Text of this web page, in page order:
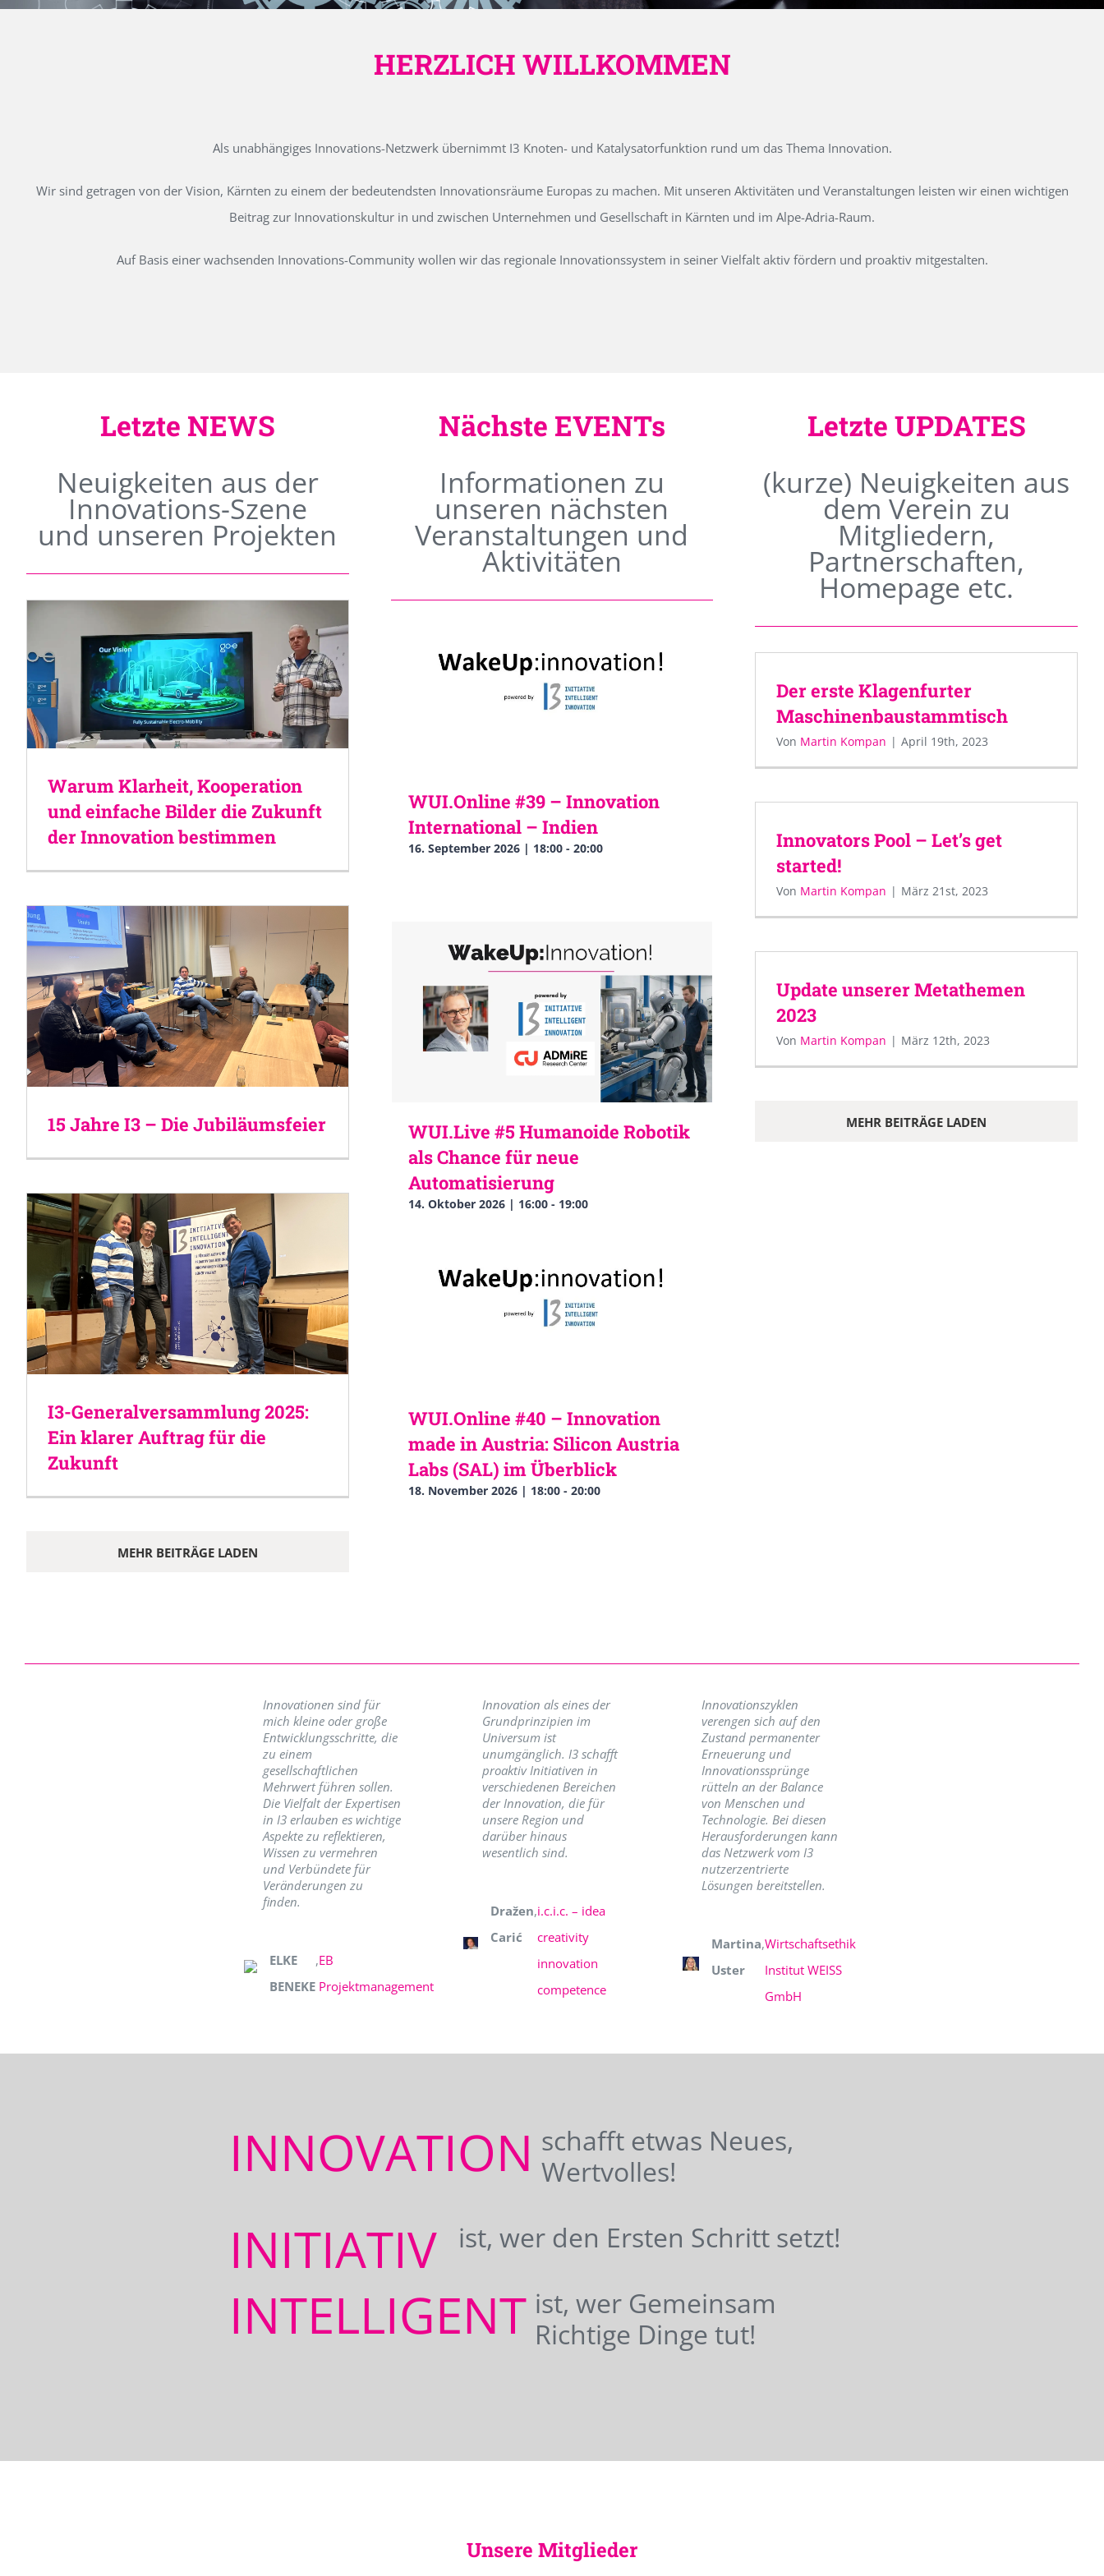
HERZLICH WILLKOMMEN
Als unabhängiges Innovations-Netzwerk übernimmt I3 Knoten- und Katalysatorfunktion rund um das Thema Innovation.
Wir sind getragen von der Vision, Kärnten zu einem der bedeutendsten Innovationsräume Europas zu machen. Mit unseren Aktivitäten und Veranstaltungen leisten wir einen wichtigen
Beitrag zur Innovationskultur in und zwischen Unternehmen und Gesellschaft in Kärnten und im Alpe-Adria-Raum.
Auf Basis einer wachsenden Innovations-Community wollen wir das regionale Innovationssystem in seiner Vielfalt aktiv fördern und proaktiv mitgestalten.
Letzte NEWS
Neuigkeiten aus der
Innovations-Szene
und unseren Projekten
Warum Klarheit, Kooperation
und einfache Bilder die Zukunft
der Innovation bestimmen
15 Jahre I3 – Die Jubiläumsfeier
I3-Generalversammlung 2025:
Ein klarer Auftrag für die
Zukunft
MEHR BEITRÄGE LADEN
Nächste EVENTs
Informationen zu
unseren nächsten
Veranstaltungen und
Aktivitäten
WUI.Online #39 – Innovation
International – Indien
16. September 2026 | 18:00- 20:00
WUI.Live #5 Humanoide Robotik
als Chance für neue
Automatisierung
14. Oktober 2026 | 16:00- 19:00
WUI.Online #40 – Innovation
made in Austria: Silicon Austria
Labs (SAL) im Überblick
18. November 2026 | 18:00- 20:00
Letzte UPDATES
(kurze) Neuigkeiten aus
dem Verein zu
Mitgliedern,
Partnerschaften,
Homepage etc.
Der erste Klagenfurter
Maschinenbaustammtisch
Von Martin Kompan | April 19th, 2023
Innovators Pool – Let’s get
started!
Von Martin Kompan | März 21st, 2023
Update unserer Metathemen
2023
Von Martin Kompan | März 12th, 2023
MEHR BEITRÄGE LADEN
Innovationen sind für
mich kleine oder große
Entwicklungsschritte, die
zu einem
gesellschaftlichen
Mehrwert führen sollen.
Die Vielfalt der Expertisen
in I3 erlauben es wichtige
Aspekte zu reflektieren,
Wissen zu vermehren
und Verbündete für
Veränderungen zu
finden.
ELKE
BENEKE
,EB
Projektmanagement
Innovation als eines der
Grundprinzipien im
Universum ist
unumgänglich. I3 schafft
proaktiv Initiativen in
verschiedenen Bereichen
der Innovation, die für
unsere Region und
darüber hinaus
wesentlich sind.
Dražen
Carić
,i.c.i.c. – idea
creativity
innovation
competence
Innovationszyklen
verengen sich auf den
Zustand permanenter
Erneuerung und
Innovationssprünge
rütteln an der Balance
von Menschen und
Technologie. Bei diesen
Herausforderungen kann
das Netzwerk vom I3
nutzerzentrierte
Lösungen bereitstellen.
Martina
Uster
,Wirtschaftsethik
Institut WEISS
GmbH
INNOVATION schafft etwas Neues,
Wertvolles!
INITIATIV ist, wer den Ersten Schritt setzt!
INTELLIGENT ist, wer Gemeinsam
Richtige Dinge tut!
Unsere Mitglieder